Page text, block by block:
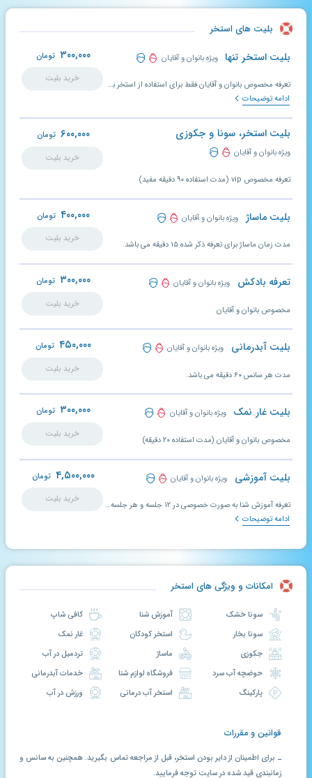
بلیت های استخر
بلیت استخر تنها ویژه بانوان و آقایان ۳۰۰,۰۰۰ تومان
خرید بلیت
تعرفه مخصوص بانوان و آقایان فقط برای استفاده از استخر به مدت ۹۰ دقیقه مفید.
ادامه توضیحات
بلیت استخر، سونا و جکوزی
ویژه بانوان و آقایان
۶۰۰,۰۰۰ تومان
خرید بلیت
تعرفه مخصوص vip (مدت استفاده ۹۰ دقیقه مفید)
بلیت ماساژ ویژه بانوان و آقایان ۴۰۰,۰۰۰ تومان
خرید بلیت
مدت زمان ماساژ برای تعرفه ذکر شده ۱۵ دقیقه می باشد.
تعرفه بادکش ویژه بانوان و آقایان ۳۰۰,۰۰۰ تومان
خرید بلیت
مخصوص بانوان و آقایان
بلیت آبدرمانی ویژه بانوان و آقایان ۴۵۰,۰۰۰ تومان
خرید بلیت
مدت هر سانس ۶۰ دقیقه می باشد.
بلیت غار نمک ویژه بانوان و آقایان ۳۰۰,۰۰۰ تومان
خرید بلیت
مخصوص بانوان و آقایان (مدت استفاده ۲۰ دقیقه)
بلیت آموزشی ویژه بانوان و آقایان ۴,۵۰۰,۰۰۰ تومان
خرید بلیت
تعرفه آموزش شنا به صورت خصوصی در ۱۲ جلسه و هر جلسه ۱ ساعت.
ادامه توضیحات
امکانات و ویژگی های استخر
سونا خشک
سونا بخار
جکوزی
حوضچه آب سرد
پارکینگ
آموزش شنا
فروشگاه لوازم شنا
کافی شاپ
غار نمک
تردمیل در آب
خدمات آبدرمانی
قوانین و مقررات
ـ برای اطمینان از دایر بودن استخر، قبل از مراجعه تماس بگیرید. همچنین به سانس و
زمانبندی قید شده در سایت توجه فرمایید.